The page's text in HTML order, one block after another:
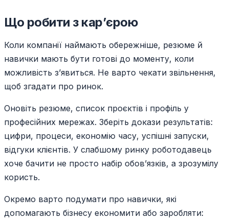
Що робити з кар’єрою
Коли компанії наймають обережніше, резюме й
навички мають бути готові до моменту, коли
можливість з’явиться. Не варто чекати звільнення,
щоб згадати про ринок.
Оновіть резюме, список проєктів і профіль у
професійних мережах. Зберіть докази результатів:
цифри, процеси, економію часу, успішні запуски,
відгуки клієнтів. У слабшому ринку роботодавець
хоче бачити не просто набір обов’язків, а зрозумілу
користь.
Окремо варто подумати про навички, які
допомагають бізнесу економити або заробляти: